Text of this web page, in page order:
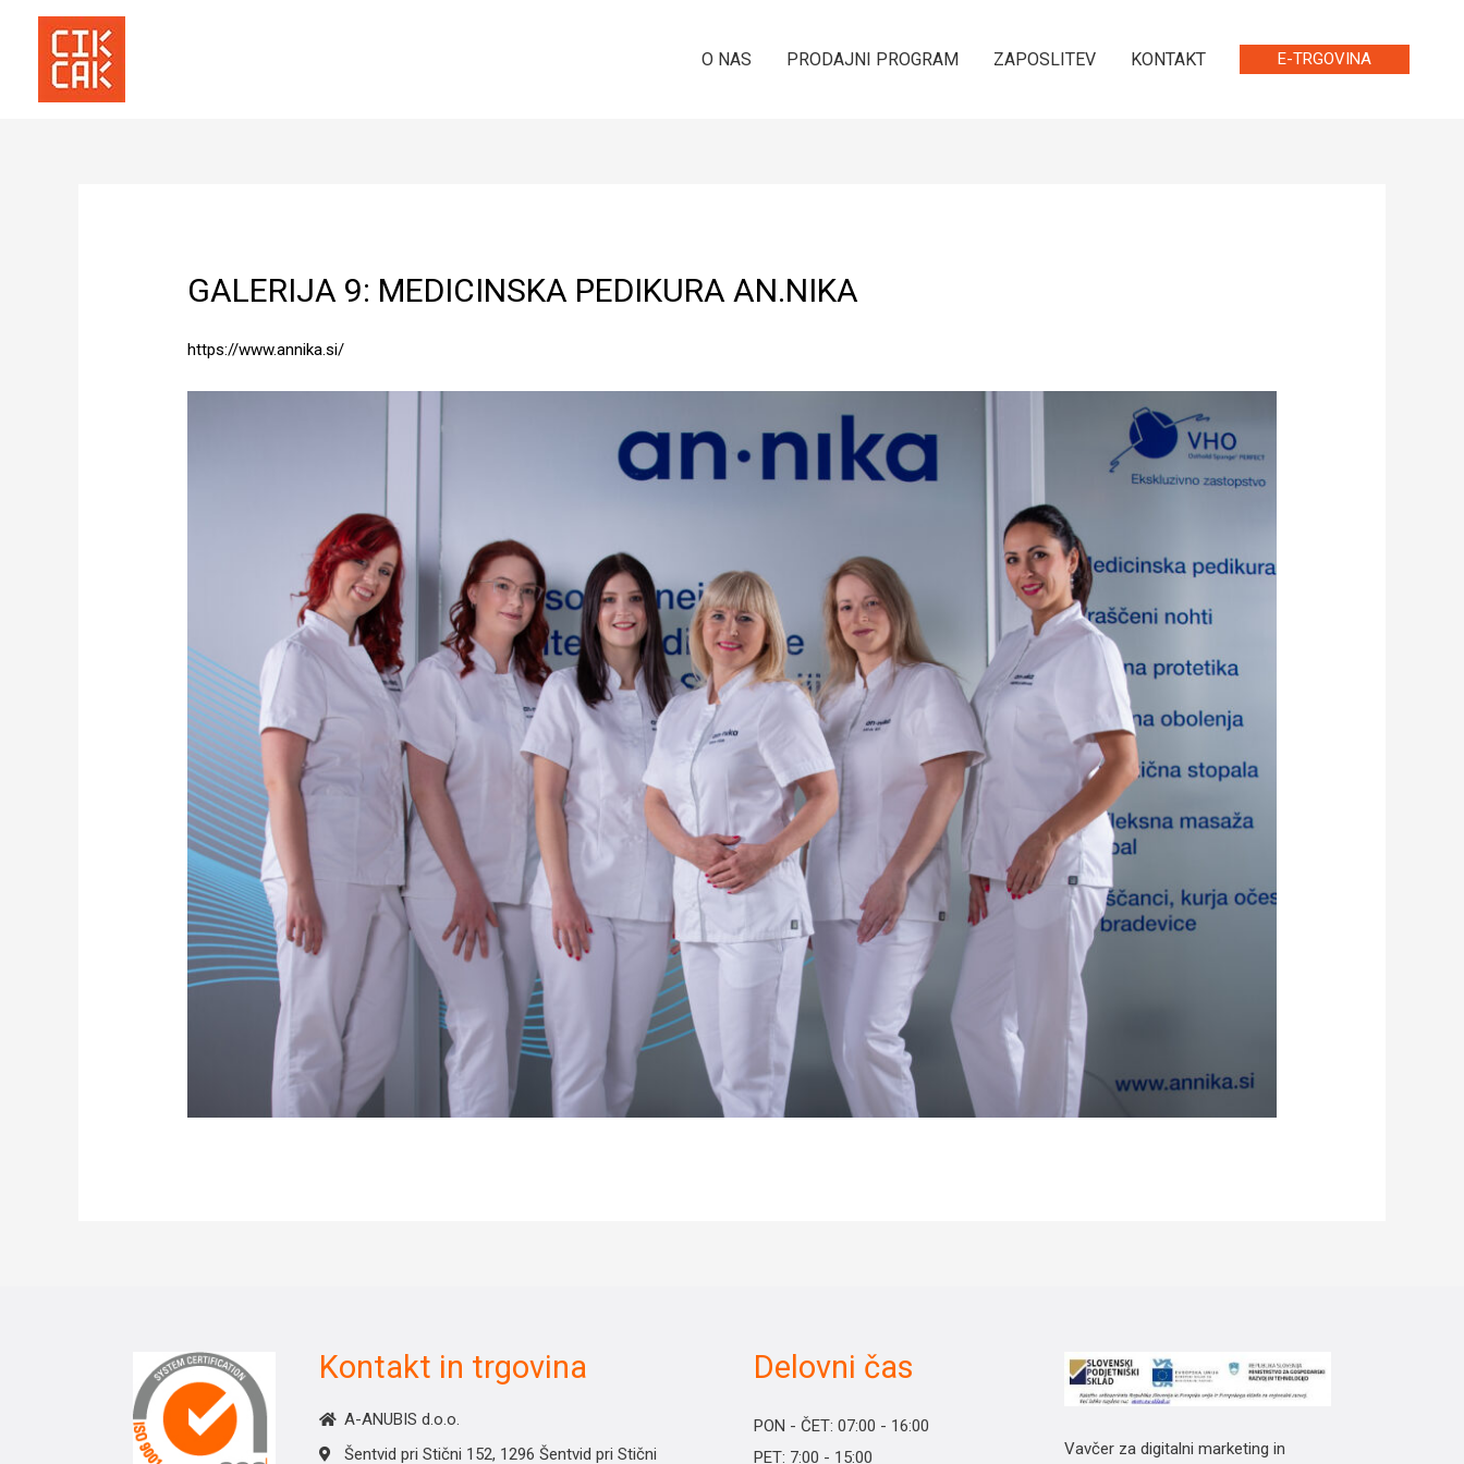
O NAS PRODAJNI PROGRAM ZAPOSLITEV KONTAKT E-TRGOVINA
GALERIJA 9: MEDICINSKA PEDIKURA AN.NIKA
https://www.annika.si/
Kontakt in trgovina
A-ANUBIS d.o.o.
Šentvid pri Stični 152, 1296 Šentvid pri Stični
Delovni čas
PON - ČET: 07:00 - 16:00
PET: 7:00 - 15:00
Vavčer za digitalni marketing in